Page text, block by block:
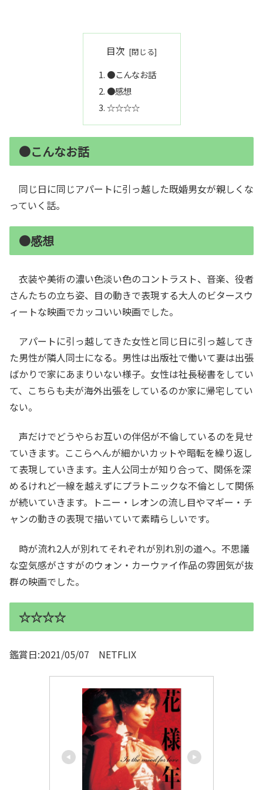
目次
●こんなお話
●感想
☆☆☆☆
●こんなお話
同じ日に同じアパートに引っ越した既婚男女が親しくな
っていく話。
●感想
衣装や美術の濃い色淡い色のコントラスト、音楽、役者
さんたちの立ち姿、目の動きで表現する大人のビタースウ
ィートな映画でカッコいい映画でした。
アパートに引っ越してきた女性と同じ日に引っ越してき
た男性が隣人同士になる。男性は出版社で働いて妻は出張
ばかりで家にあまりいない様子。女性は社長秘書をしてい
て、こちらも夫が海外出張をしているのか家に帰宅してい
ない。
声だけでどうやらお互いの伴侶が不倫しているのを見せ
ていきます。ここらへんが細かいカットや暗転を繰り返し
て表現していきます。主人公同士が知り合って、関係を深
めるけれど一線を越えずにプラトニックな不倫として関係
が続いていきます。トニー・レオンの流し目やマギー・チ
ャンの動きの表現で描いていて素晴らしいです。
時が流れ2人が別れてそれぞれが別れ別の道へ。不思議
な空気感がさすがのウォン・カーウァイ作品の雰囲気が抜
群の映画でした。
☆☆☆☆
鑑賞日:2021/05/07 NETFLIX